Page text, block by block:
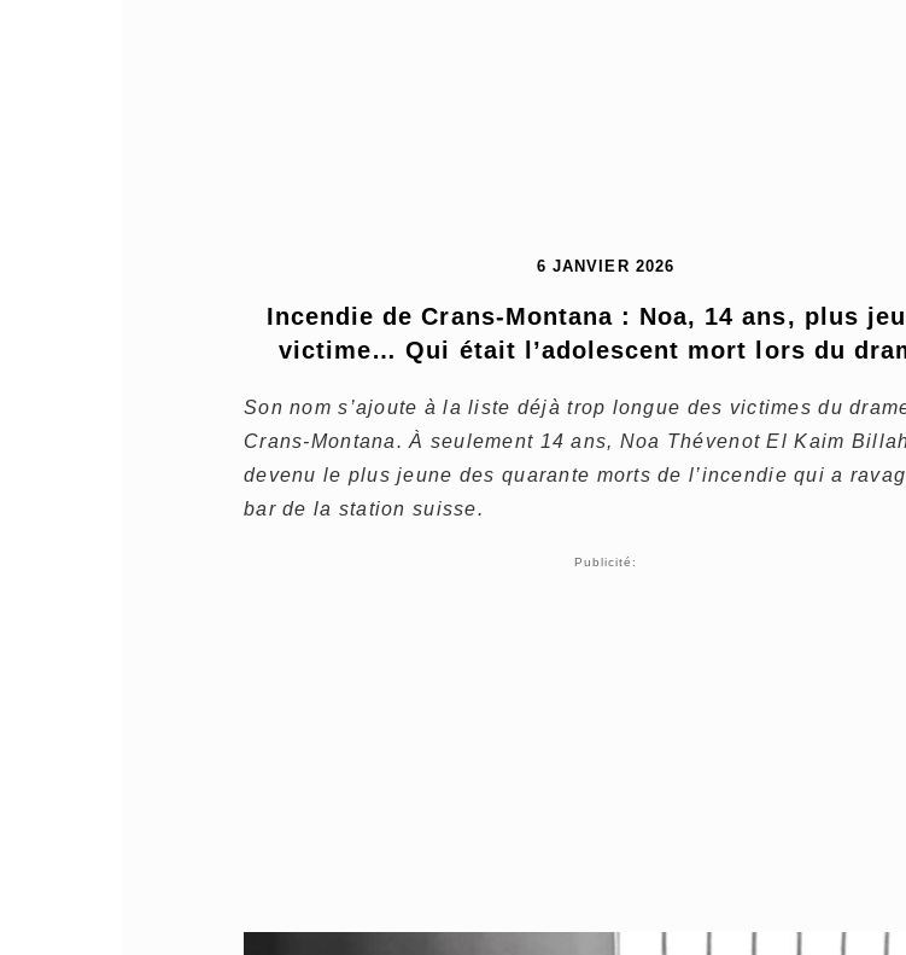
6 JANVIER 2026
Incendie de Crans-Montana : Noa, 14 ans, plus
victime… Qui était l’adolescent mort lors du
Son nom s’ajoute à la liste déjà trop longue des victimes du
Crans-Montana. À seulement 14 ans, Noa Thévenot El Kaim
devenu le plus jeune des quarante morts de l’incendie qui a
bar de la station suisse.
Publicité: